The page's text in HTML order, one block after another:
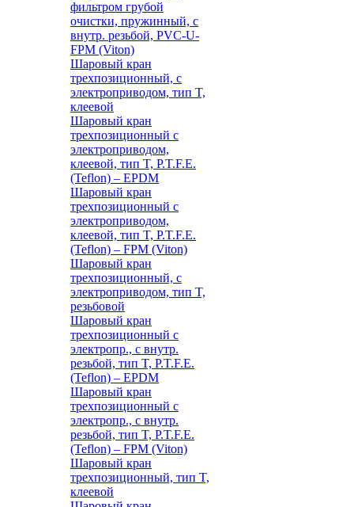
фильтром грубой
очистки, пружинный, с
внутр. резьбой, PVC-U-
FPM (Viton)
Шаровый кран
трехпозиционный, с
электроприводом, тип T,
клеевой
Шаровый кран
трехпозиционный с
электроприводом,
клеевой, тип T, P.T.F.E.
(Teflon) – EPDM
Шаровый кран
трехпозиционный с
электроприводом,
клеевой, тип T, P.T.F.E.
(Teflon) – FPM (Viton)
Шаровый кран
трехпозиционный, с
электроприводом, тип T,
резьбовой
Шаровый кран
трехпозиционный с
электропр., с внутр.
резьбой, тип T, P.T.F.E.
(Teflon) – EPDM
Шаровый кран
трехпозиционный с
электропр., с внутр.
резьбой, тип T, P.T.F.E.
(Teflon) – FPM (Viton)
Шаровый кран
трехпозиционный, тип T,
клеевой